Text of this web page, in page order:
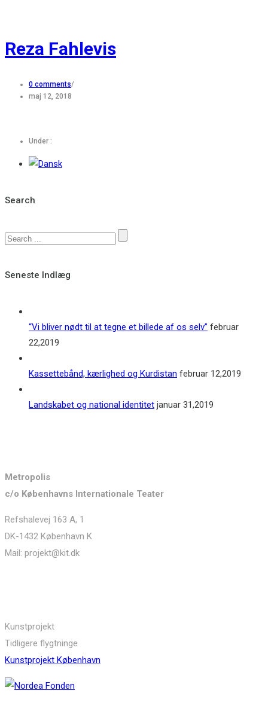
Reza Fahlevis
0 comments/
maj 12, 2018
Under :
Search
Seneste Indlæg
“Vi bliver nødt til at tegne et billede af os selv” februar
22,2019
Kassettebånd, kærlighed og Kurdistan februar 12,2019
Landskabet og national identitet januar 31,2019
Metropolis
c/o Københavns Internationale Teater
Refshalevej 163 A, 1
DK-1432 København K
Mail: projekt@kit.dk
Kunstprojekt
Tidligere flygtninge
Kunstprojekt København